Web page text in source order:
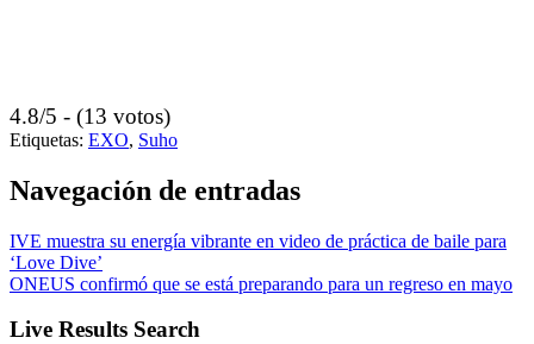
4.8/5 - (13 votos)
Etiquetas: EXO, Suho
Navegación de entradas
IVE muestra su energía vibrante en video de práctica de baile para
‘Love Dive’
ONEUS confirmó que se está preparando para un regreso en mayo
Live Results Search